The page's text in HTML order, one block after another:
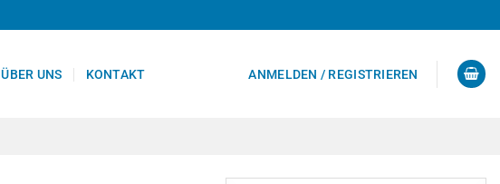
ÜBER UNS KONTAKT ANMELDEN / REGISTRIEREN